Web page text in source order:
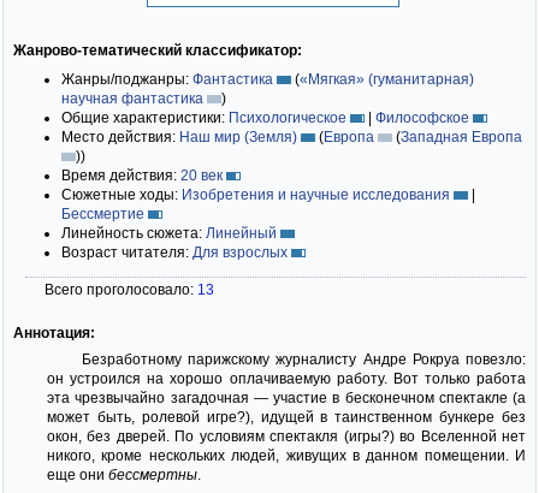
Жанрово-тематический классификатор:
Жанры/поджанры: Фантастика («Мягкая» (гуманитарная)
научная фантастика
)
Общие характеристики: Психологическое | Философское
Место действия: Наш мир (Земля) (Европа (Западная Европа
))
Время действия: 20 век
Сюжетные ходы: Изобретения и научные исследования
|
Бессмертие
Линейность сюжета: Линейный
Возраст читателя: Для взрослых
Всего проголосовало: 13
Аннотация:
Безработному парижскому журналисту Андре Рокруа повезло:
он устроился на хорошо оплачиваемую работу. Вот только работа
эта чрезвычайно загадочная — участие в бесконечном спектакле (а
может быть, ролевой игре?), идущей в таинственном бункере без
окон, без дверей. По условиям спектакля (игры?) во Вселенной нет
никого, кроме нескольких людей, живущих в данном помещении. И
еще они бессмертны